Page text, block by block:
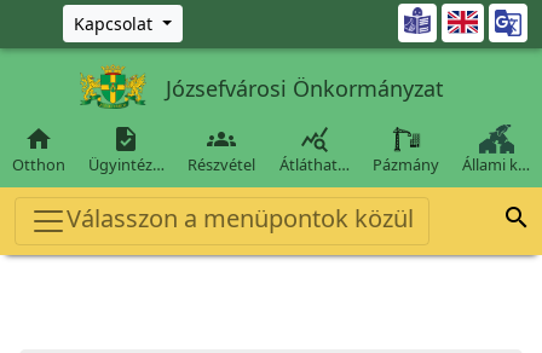
Ugrás a fő tartalomra
Kapcsolat 
Józsefvárosi Önkormányzat

Otthon

Ügyintéz…

Részvétel

Átláthat… Pázmány Állami k…
Válasszon a menüpontok közül 